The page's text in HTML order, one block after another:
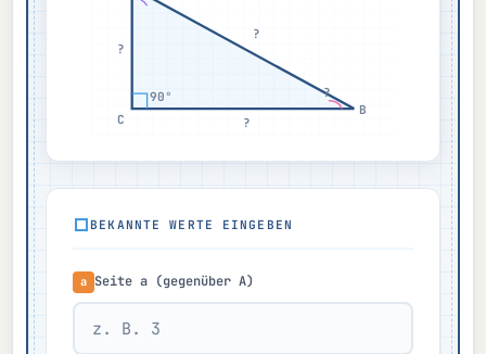
?
?
?
B
C
?
90°
BEKANNTE WERTE EINGEBEN
a Seite a (gegenüber A)